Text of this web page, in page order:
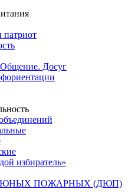
патриот
Общение. Досуг
избиратель»
ПОЖАРНЫХ (ДЮП)